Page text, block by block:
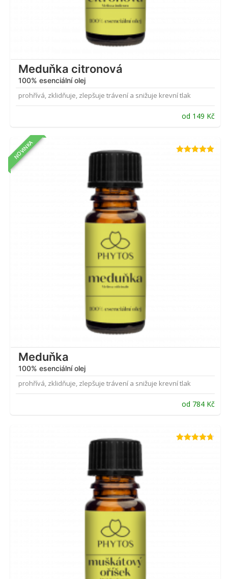
Meduňka citronová
100% esenciální olej
prohřívá, zklidňuje, zlepšuje trávení a snižuje krevní tlak
od 149 Kč
NOVINKA
Meduňka
100% esenciální olej
prohřívá, zklidňuje, zlepšuje trávení a snižuje krevní tlak
od 784 Kč